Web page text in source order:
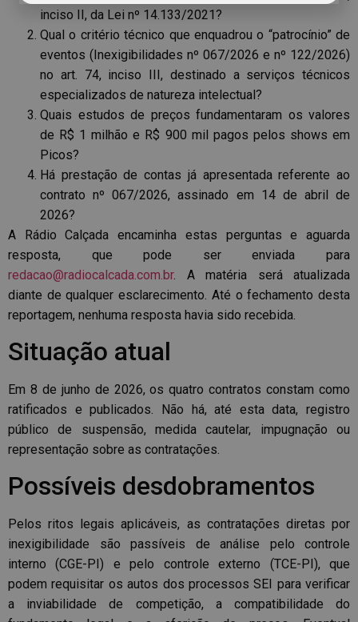
inciso II, da Lei nº 14.133/2021?
Qual o critério técnico que enquadrou o “patrocínio” de
eventos (Inexigibilidades nº 067/2026 e nº 122/2026)
no art. 74, inciso III, destinado a serviços técnicos
especializados de natureza intelectual?
Quais estudos de preços fundamentaram os valores
de R$ 1 milhão e R$ 900 mil pagos pelos shows em
Picos?
Há prestação de contas já apresentada referente ao
contrato nº 067/2026, assinado em 14 de abril de
2026?
A Rádio Calçada encaminha estas perguntas e aguarda
resposta, que pode ser enviada para
redacao@radiocalcada.com.br. A matéria será atualizada
diante de qualquer esclarecimento. Até o fechamento desta
reportagem, nenhuma resposta havia sido recebida.
Situação atual
Em 8 de junho de 2026, os quatro contratos constam como
ratificados e publicados. Não há, até esta data, registro
público de suspensão, medida cautelar, impugnação ou
representação sobre as contratações.
Possíveis desdobramentos
Pelos ritos legais aplicáveis, as contratações diretas por
inexigibilidade são passíveis de análise pelo controle
interno (CGE-PI) e pelo controle externo (TCE-PI), que
podem requisitar os autos dos processos SEI para verificar
a inviabilidade de competição, a compatibilidade do